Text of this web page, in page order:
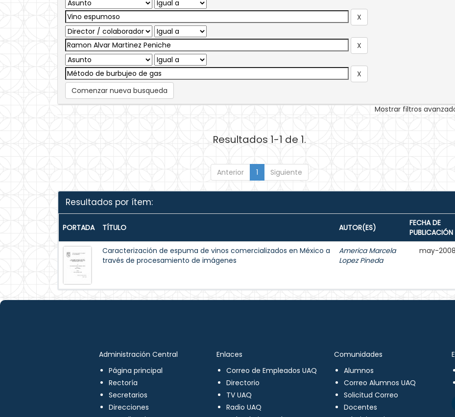
Comenzar nueva busqueda
Mostrar filtros
Resultados 1-1 de 1.
Anterior 1 Siguiente
Resultados por ítem:
PORTADA TÍTULO AUTOR(ES)
FECHA DE
PUBLICACIÓN
Caracterización de espuma de vinos comercializados en México a
través de procesamiento de imágenes
America Marcela
Lopez Pineda
may-2008
Administración Central
Página principal
Rectoría
Secretarios
Direcciones
Enlaces
Correo de Empleados UAQ
Directorio
TV UAQ
Radio UAQ
Comunidades
Alumnos
Correo Alumnos UAQ
Solicitud Correo
Docentes